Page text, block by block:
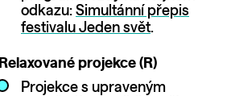
odkazu: Simultánní přepis
festivalu Jeden svět.
Relaxované projekce (R)
Projekce s upraveným